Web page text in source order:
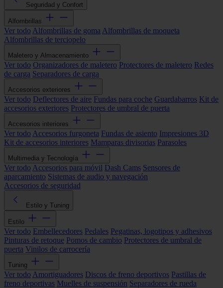
Seguridad y Confort
Alfombrillas
Ver todo Alfombrillas de goma Alfombrillas de moqueta
Alfombrillas de terciopelo
Maletero y Almacenamiento
Ver todo Organizadores de maletero Protectores de maletero Redes
de carga Separadores de carga
Accesorios exteriores
Ver todo Deflectores de aire Fundas para coche Guardabarros Kit de
accesorios exteriores Protectores de umbral de puerta
Accesorios interiores
Ver todo Accesorios furgoneta Fundas de asiento Impresiones 3D
Kit de accesorios interiores Mamparas divisorias Parasoles
Multimedia y Tecnología
Ver todo Accesorios para móvil Dash Cams Sensores de
aparcamiento Sistemas de audio y navegación
Accesorios de seguridad
Estilo y Tuning
Estilo
Ver todo Embellecedores Pedales Pegatinas, logotipos y adhesivos
Pinturas de retoque Pomos de cambio Protectores de umbral de
puerta Vinilos de carrocería
Tuning
Ver todo Amortiguadores Discos de freno deportivos Pastillas de
freno deportivas Muelles de suspensión Separadores de rueda